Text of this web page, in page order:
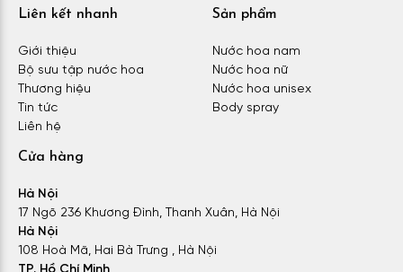
Liên kết nhanh
Giới thiệu
Bộ sưu tập nước hoa
Thương hiệu
Tin tức
Liên hệ
Sản phẩm
Nước hoa nam
Nước hoa nữ
Nước hoa unisex
Body spray
Cửa hàng
Hà Nội
17 Ngõ 236 Khương Đình, Thanh Xuân, Hà Nội
Hà Nội
108 Hoà Mã, Hai Bà Trưng , Hà Nội